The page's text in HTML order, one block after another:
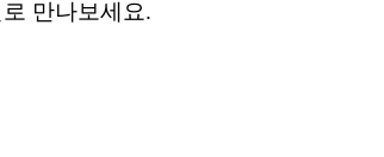
만나보세요.